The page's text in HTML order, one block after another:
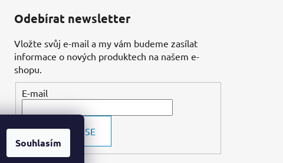
Souhlasím
Odebírat newsletter
Vložte svůj e-mail a my vám budeme zasílat
informace o nových produktech na našem e-
shopu.
E-mail
PŘIHLÁSIT SE